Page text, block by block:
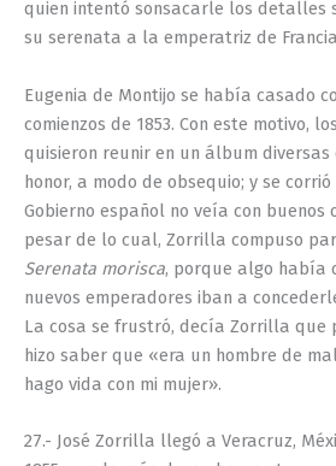
quien intentó sonsacarle los detalles
su serenata a la emperatriz de
Eugenia de Montijo se había casado
comienzos de 1853. Con este motivo,
quisieron reunir en un álbum diversas
honor, a modo de obsequio; y se
Gobierno español no veía con buenos
pesar de lo cual, Zorrilla compuso
Serenata morisca, porque algo había
nuevos emperadores iban a
La cosa se frustró, decía Zorrilla que
hizo saber que «era un hombre de
hago vida con mi mujer».
27.- José Zorrilla llegó a Veracruz,